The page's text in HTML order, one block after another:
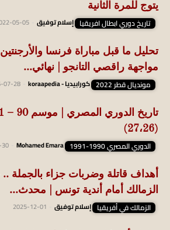
يتوج للمرة الثانية
تاريخ دوري ابطال افريقيا إسلام توفيق 05-05
تحليل ما قبل مباراة فرنسا
مواجهة راقصي التانجو | نهائي...
مونديال قطر 2022 كورابيديا - koraapedia 07-28
(27،26)
الدوري المصري 1990-1991 Mohamed Emara
أهداف قاتلة وضربات جزاء بالجملة
الزمالك أمام أندية تونس | محدث...
الزمالك في أفريقيا إسلام توفيق 2025-12-01